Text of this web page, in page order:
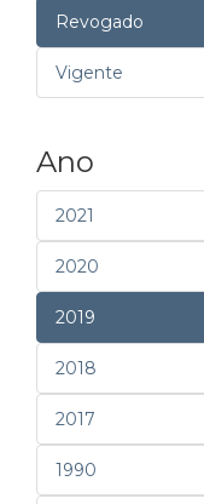
Revogado
Vigente
Ano
2021
2020
2019
2018
2017
1990